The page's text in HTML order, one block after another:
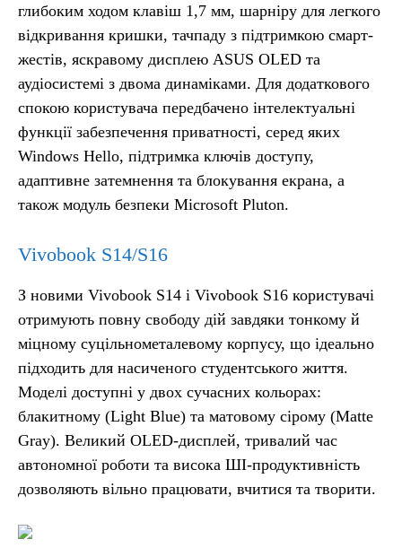
глибоким ходом клавіш 1,7 мм, шарніру для легкого
відкривання кришки, тачпаду з підтримкою смарт-
жестів, яскравому дисплею ASUS OLED та
аудіосистемі з двома динаміками. Для додаткового
спокою користувача передбачено інтелектуальні
функції забезпечення приватності, серед яких
Windows Hello, підтримка ключів доступу,
адаптивне затемнення та блокування екрана, а
також модуль безпеки Microsoft Pluton.
Vivobook S14/S16
З новими Vivobook S14 і Vivobook S16 користувачі
отримують повну свободу дій завдяки тонкому й
міцному суцільнометалевому корпусу, що ідеально
підходить для насиченого студентського життя.
Моделі доступні у двох сучасних кольорах:
блакитному (Light Blue) та матовому сірому (Matte
Gray). Великий OLED-дисплей, тривалий час
автономної роботи та висока ШІ-продуктивність
дозволяють вільно працювати, вчитися та творити.